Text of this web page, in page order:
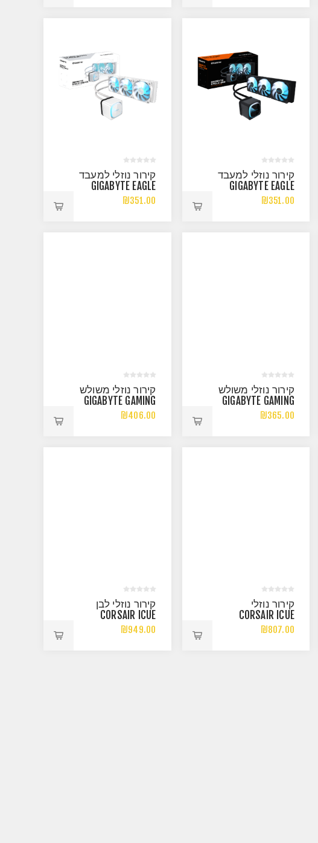
קירור נוזלי למעבד
GIGABYTE EAGLE
360 ARGB
₪351.00
קירור נוזלי למעבד
GIGABYTE EAGLE
360 ICE ARGB
₪351.00
קירור נוזלי משולש
GIGABYTE GAMING
360 ICE 3XARGB
₪365.00
קירור נוזלי משולש
GIGABYTE GAMING
360 3XARGB
₪406.00
קירור נוזלי
CORSAIR ICUE
TITAX 360 RX RGB
₪807.00
קירור נוזלי לבן
CORSAIR ICUE
TITAN 360 RX LCD
₪949.00